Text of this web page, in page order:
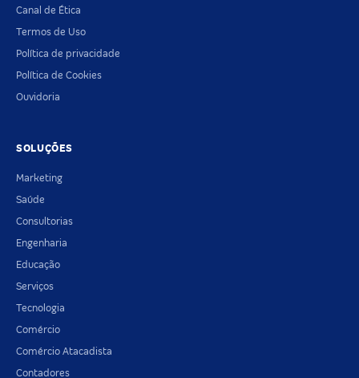
Canal de Ética
Termos de Uso
Política de privacidade
Política de Cookies
Ouvidoria
SOLUÇÕES
Marketing
Saúde
Consultorias
Engenharia
Educação
Serviços
Tecnologia
Comércio
Comércio Atacadista
Contadores